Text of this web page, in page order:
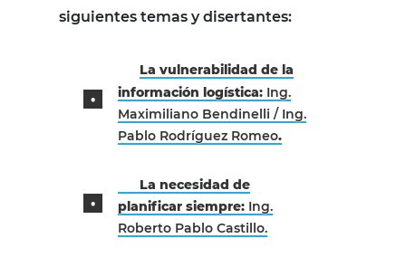
siguientes temas y disertantes:
La vulnerabilidad de la
información logística: Ing.
Maximiliano Bendinelli / Ing.
Pablo Rodríguez Romeo.
La necesidad de
planificar siempre: Ing.
Roberto Pablo Castillo.